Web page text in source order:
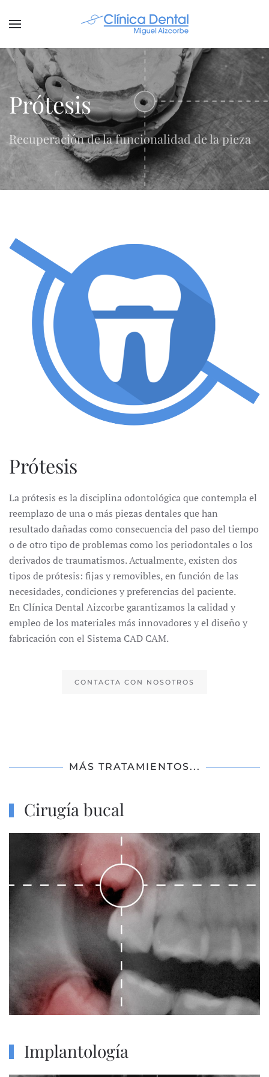
Prótesis
Recuperación de la funcionalidad de la pieza
Prótesis
La prótesis es la disciplina odontológica que contempla el
reemplazo de una o más piezas dentales que han
resultado dañadas como consecuencia del paso del tiempo
o de otro tipo de problemas como los periodontales o los
derivados de traumatismos. Actualmente, existen dos
tipos de prótesis: fijas y removibles, en función de las
necesidades, condiciones y preferencias del paciente.
En Clínica Dental Aizcorbe garantizamos la calidad y
empleo de los materiales más innovadores y el diseño y
fabricación con el Sistema CAD CAM.
CONTACTA CON NOSOTROS
MÁS TRATAMIENTOS...
Cirugía bucal
Implantología